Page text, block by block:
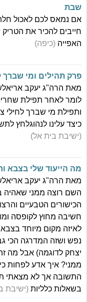
שבת
אם נמאס לכם לאכול
חייבים להכיר את
האפייה (כיפה)
פרק תהילים ומי שברך
מאת הרה"ג יעקב
לומר לאחר תפילת
ותפילת מי שברך לחילי
כיצד עלינו לנהוגלחץ
(ישיבת בית אל)
מה הייעוד שלי בצבא
מאת הרה"ג יעקב
השם רוצה ממני שאהיה
הכישורים הטבעיים
חשיבה מחוץ לקופסה
לאיזה מקום מיוחד
נפש ושזה המדרגה הכי
יצחק לדוגמה) אבל מה
ממני? איך אדע לפחות
התשובה אך לא מצאתי
בשאלות כלליות (ישיבת